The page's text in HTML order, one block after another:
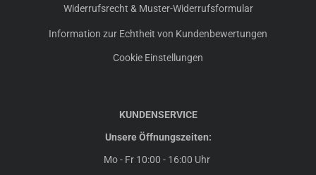
Widerrufsrecht & Muster-Widerrufsformular
Information zur Echtheit von Kundenbewertungen
Cookie Einstellungen
KUNDENSERVICE
Unsere Öffnungszeiten:
Mo - Fr 10:00 - 16:00 Uhr